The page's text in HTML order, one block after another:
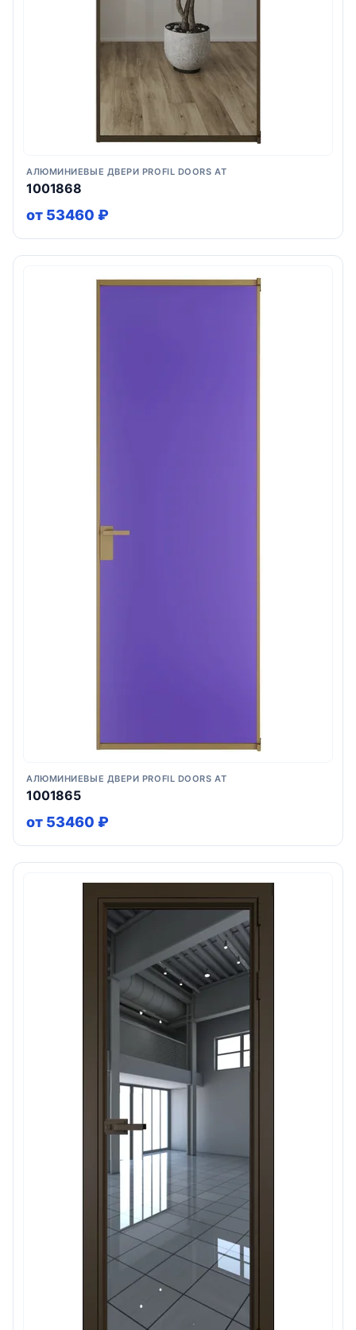
АЛЮМИНИЕВЫЕ ДВЕРИ PROFIL DOORS AT
1001868
от 53460 ₽
АЛЮМИНИЕВЫЕ ДВЕРИ PROFIL DOORS AT
1001865
от 53460 ₽